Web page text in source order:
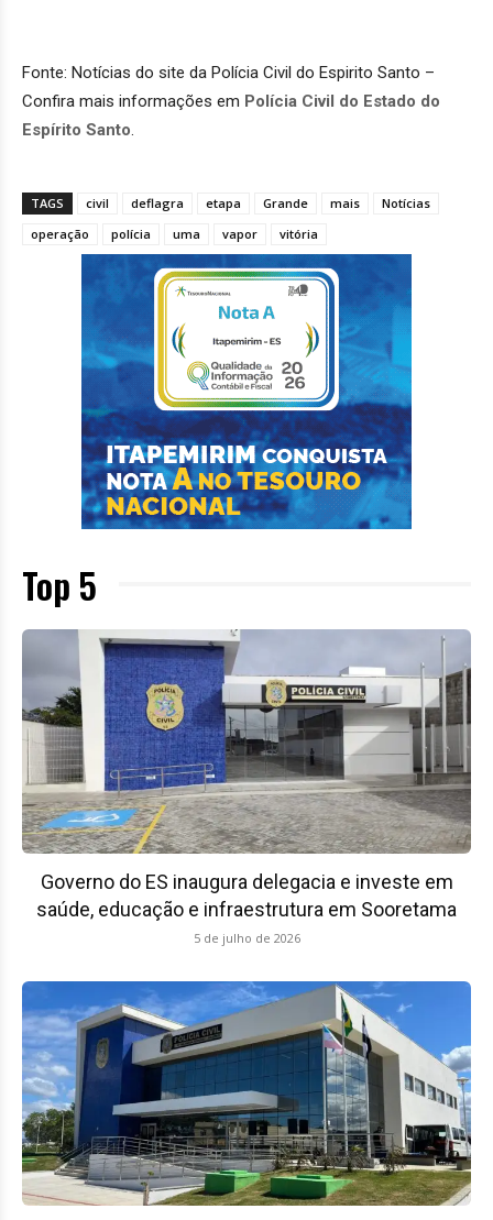
Fonte: Notícias do site da Polícia Civil do Espirito Santo –
Confira mais informações em Polícia Civil do Estado do
Espírito Santo
TAGS civil deflagra etapa Grande mais
Notícias
operação
polícia uma vapor vitória
Top 5
Governo do ES inaugura delegacia e investe em
saúde, educação e infraestrutura em Sooretama
5 de julho de 2026